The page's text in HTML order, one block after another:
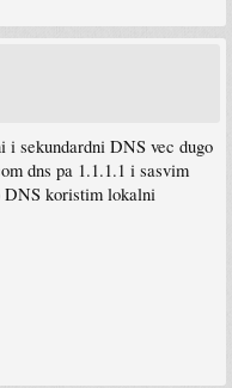
i sekundardni DNS vec dugo
dns pa 1.1.1.1 i sasvim
DNS koristim lokalni